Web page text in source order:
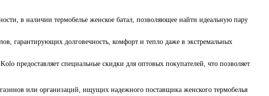
в наличии термобелье женское батал, позволяющее найти идеальную пару
гарантирующих долговечность, комфорт и тепло даже в экстремальных
предоставляет специальные скидки для оптовых покупателей, что позволяет
или организаций, ищущих надежного поставщика женского термобелья